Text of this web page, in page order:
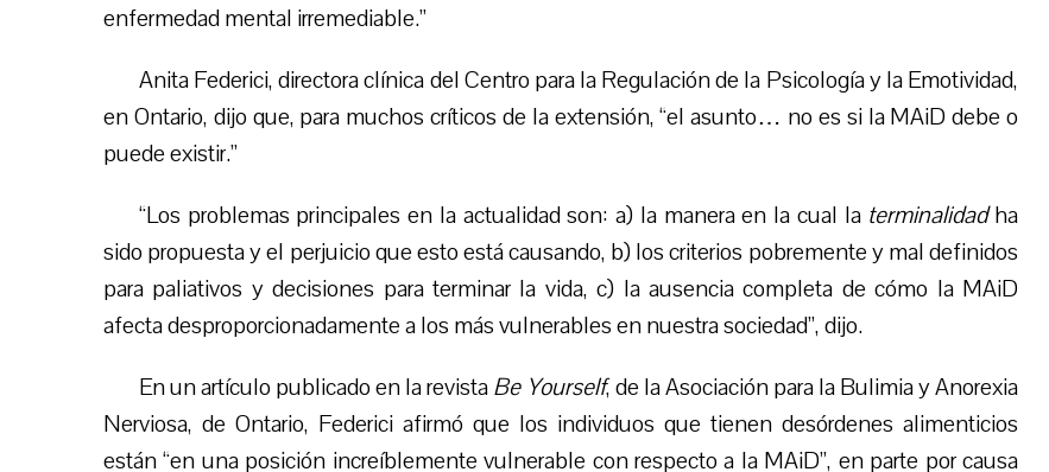
enfermedad mental irremediable.”
Anita Federici, directora clínica del Centro para la Regulación de la Psicología y la Emotividad,
en Ontario, dijo que, para muchos críticos de la extensión, “el asunto… no es si la MAiD debe o
puede existir.”
“Los problemas principales en la actualidad son: a) la manera en la cual la terminalidadha
sido propuesta y el perjuicio que esto está causando, b) los criterios pobremente y mal definidos
para paliativos y decisiones para terminar la vida, c) la ausencia completa de cómo la MAiD
afecta desproporcionadamente a los más vulnerables en nuestra sociedad”, dijo.
En un artículo publicado en la revistaBe Yourself, de la Asociación para la Bulimia y Anorexia
Nerviosa, de Ontario, Federici afirmó que los individuos que tienen desórdenes alimenticios
están “en una posición increíblemente vulnerable con respecto a la MAiD”, en parte por causa